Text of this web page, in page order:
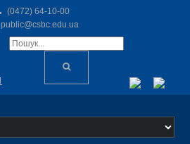
(0472) 64-10-00
public@csbc.edu.ua